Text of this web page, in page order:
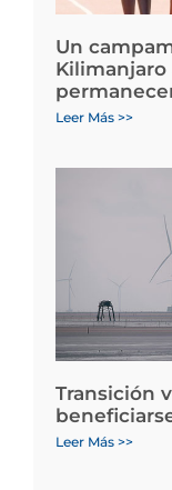
Un
Kilimanjaro
Leer Más >>
Transición
Leer Más >>